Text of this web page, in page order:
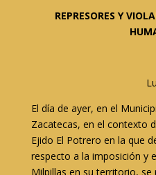
REPRESORES Y
El día de ayer, en el
Zacatecas, en el contexto
Ejido El Potrero en la que
respecto a la imposición y
Milpillas en su territorio,